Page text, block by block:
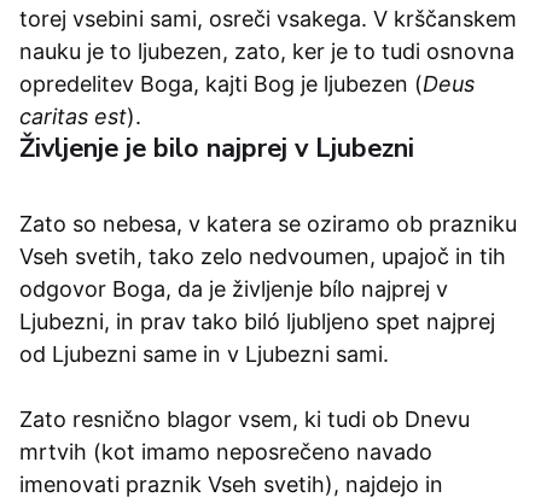
torej vsebini sami, osreči vsakega. V krščanskem
nauku je to ljubezen, zato, ker je to tudi osnovna
opredelitev Boga, kajti Bog je ljubezen (Deus
caritas est).
Življenje je bilo najprej v Ljubezni
Zato so nebesa, v katera se oziramo ob prazniku
Vseh svetih, tako zelo nedvoumen, upajoč in tih
odgovor Boga, da je življenje bílo najprej v
Ljubezni, in prav tako biló ljubljeno spet najprej
od Ljubezni same in v Ljubezni sami.
Zato resnično blagor vsem, ki tudi ob Dnevu
mrtvih (kot imamo neposrečeno navado
imenovati praznik Vseh svetih), najdejo in